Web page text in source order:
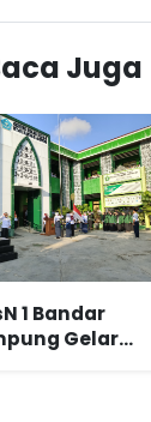
Juga
1 Bandar
Gelar